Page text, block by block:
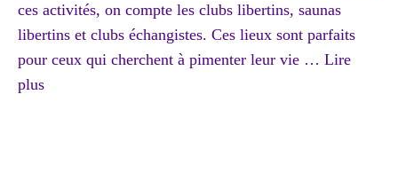
ces activités, on compte les clubs libertins, saunas
libertins et clubs échangistes. Ces lieux sont parfaits
pour ceux qui cherchent à pimenter leur vie … Lire
plus